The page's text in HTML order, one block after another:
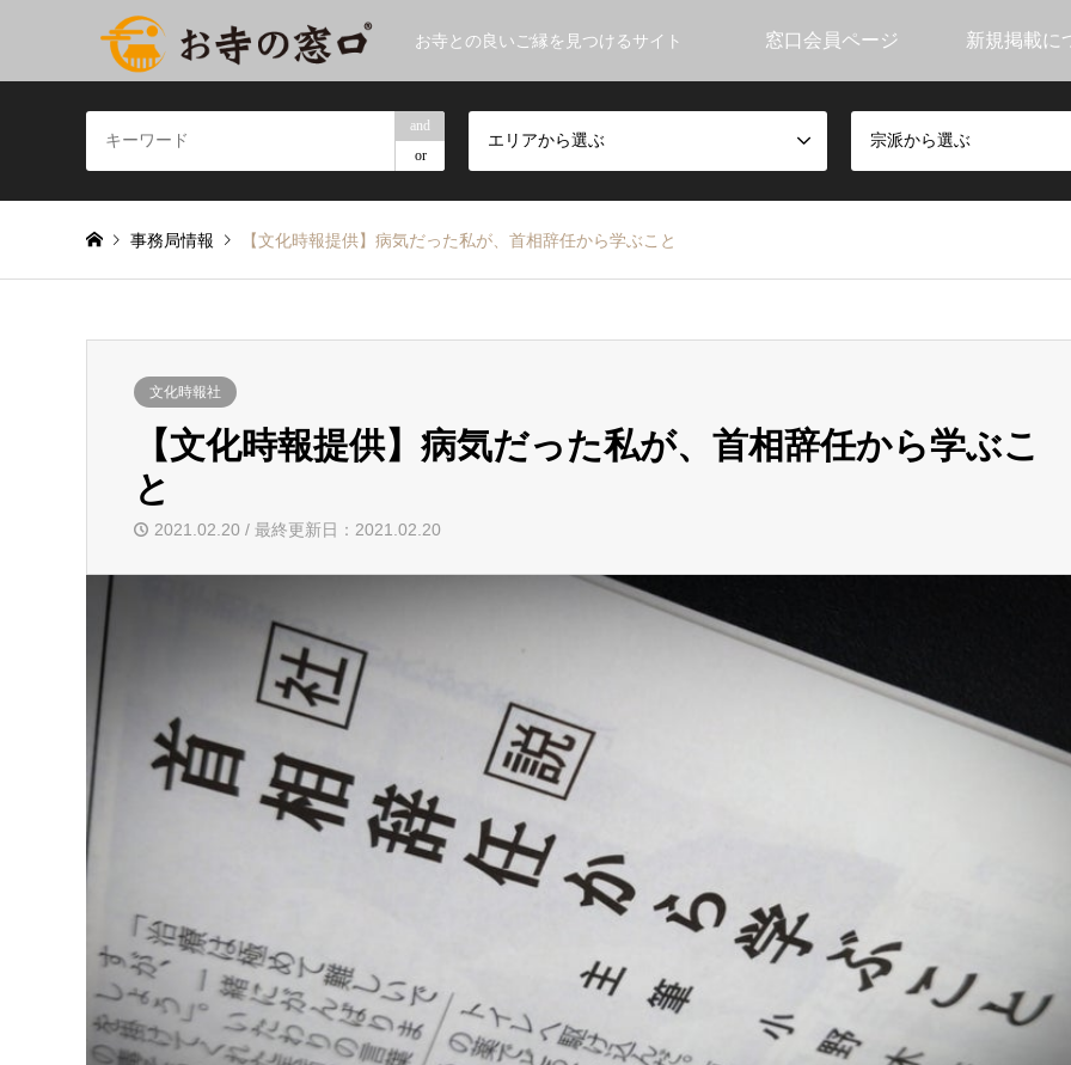
お寺との良いご縁を見つけるサイト 窓口会員ページ 新規掲載に
and
or
エリアから選ぶ 宗派から選ぶ
事務局情報 【文化時報提供】病気だった私が、首相辞任から学ぶこと
文化時報社
【文化時報提供】病気だった私が、首相辞任から学ぶこ
と
2021.02.20 / 最終更新日：2021.02.20